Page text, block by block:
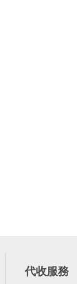
代收服務